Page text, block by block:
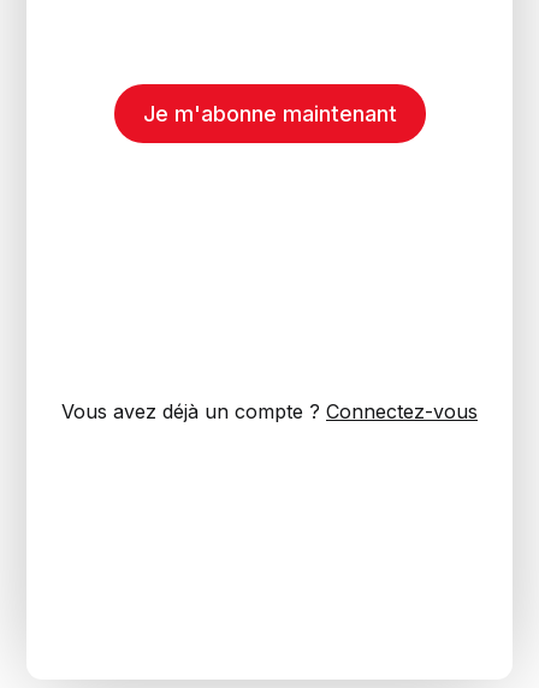
Je m'abonne maintenant
Vous avez déjà un compte ? Connectez-vous